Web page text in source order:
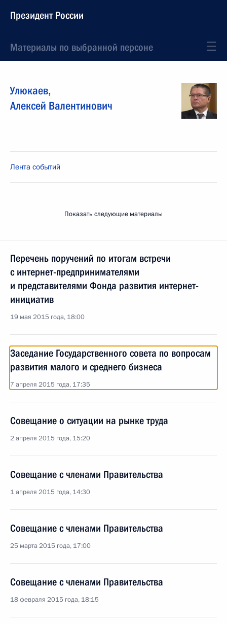
Президент России
Материалы по выбранной персоне
Улюкаев,
Алексей Валентинович
Лента событий
Показать следующие материалы
Перечень поручений по итогам встречи
с интернет-предпринимателями
и представителями Фонда развития интернет-
инициатив
19 мая 2015 года, 18:00
Заседание Государственного совета по вопросам
развития малого и среднего бизнеса
7 апреля 2015 года, 17:35
Совещание о ситуации на рынке труда
2 апреля 2015 года, 15:20
Совещание с членами Правительства
1 апреля 2015 года, 14:30
Совещание с членами Правительства
25 марта 2015 года, 17:00
Совещание с членами Правительства
18 февраля 2015 года, 18:15